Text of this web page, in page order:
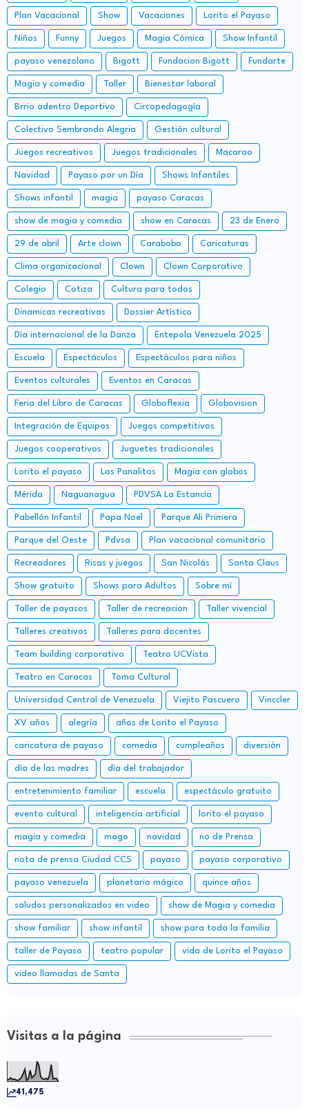
Plan Vacacional Show Vacaciones Lorito el Payaso
Niños Funny Juegos Magia Cómica Show Infantil
payaso venezolano Bigott Fundacion Bigott Fundarte
Magia y comedia Taller Bienestar laboral
Brrio adentro Deportivo Circopedagogía
Colectivo Sembrando Alegria Gestión cultural
Juegos recreativos Juegos tradicionales Macarao
Navidad Payaso por un Día Shows Infantiles
Shows infantil magia payaso Caracas
show de magia y comedia show en Caracas 23 de Enero
29 de abril Arte clown Carabobo Caricaturas
Clima organizacional Clown Clown Corporativo
Colegio Cotiza Cultura para todos
Dinamicas recreativas Dossier Artístico
Día internacional de la Danza Entepola Venezuela 2025
Escuela Espectáculos Espectáculos para niños
Eventos culturales Eventos en Caracas
Feria del Libro de Caracas Globoflexia Globovision
Integración de Equipos Juegos competitivos
Juegos cooperativos Juguetes tradicionales
Lorito el payaso Los Panalitos Magia con globos
Mérida Naguanagua PDVSA La Estancia
Pabellón Infantil Papa Noel Parque Ali Primera
Parque del Oeste Pdvsa Plan vacacional comunitario
Recreadores Risas y juegos San Nicolás Santa Claus
Show gratuito Shows para Adultos Sobre mí
Taller de payasos Taller de recreacion Taller vivencial
Talleres creativos Talleres para docentes
Team building corporativo Teatro UCVista
Teatro en Caracas Toma Cultural
Universidad Central de Venezuela Viejito Pascuero Vinccler
XV años alegría años de Lorito el Payaso
caricatura de payaso comedia cumpleaños diversión
día de las madres día del trabajador
entretenimiento familiar escuela espectáculo gratuito
evento cultural inteligencia artificial lorito el payaso
magia y comedia mago navidad no de Prensa
nota de prensa Ciudad CCS payaso payaso corporativo
payaso venezuela planetario mágico quince años
saludos personalizados en video show de Magia y comedia
show familiar show infantil show para toda la familia
taller de Payaso teatro popular vida de Lorito el Payaso
video llamadas de Santa
Visitas a la página
41,475